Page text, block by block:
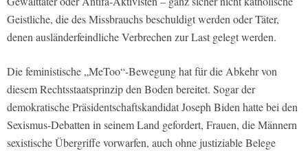
Geistliche, die des Missbrauchs beschuldigt werden oder Täter,
denen ausländerfeindliche Verbrechen zur Last gelegt werden.
Die feministische „MeToo“-Bewegung hat für die Abkehr von
diesem Rechtsstaatsprinzip den Boden bereitet. Sogar der
demokratische Präsidentschaftskandidat Joseph Biden hatte bei den
Sexismus-Debatten in seinem Land gefordert, Frauen, die Männern
sexistische Übergriffe vorwarfen, auch ohne justiziable Belege